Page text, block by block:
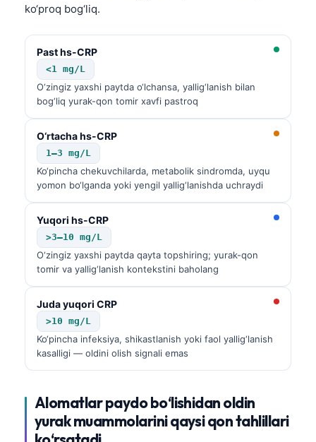
ko‘proq bog‘liq.
Past hs-CRP
<1 mg/L
O‘zingiz yaxshi paytda o‘lchansa, yallig‘lanish bilan
bog‘liq yurak-qon tomir xavfi pastroq
O‘rtacha hs-CRP
1–3 mg/L
Ko‘pincha chekuvchilarda, metabolik sindromda, uyqu
yomon bo‘lganda yoki yengil yallig‘lanishda uchraydi
Yuqori hs-CRP
>3–10 mg/L
O‘zingiz yaxshi paytda qayta topshiring; yurak-qon
tomir va yallig‘lanish kontekstini baholang
Juda yuqori CRP
>10 mg/L
Ko‘pincha infeksiya, shikastlanish yoki faol yallig‘lanish
kasalligi — oldini olish signali emas
Alomatlar paydo bo‘lishidan oldin
yurak muammolarini qaysi qon tahlillari